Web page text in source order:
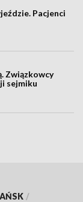
Pacjenci
Związkowcy
sejmiku
/